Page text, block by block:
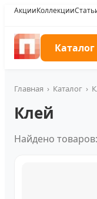
АкцииКоллекции
Каталог
Главная › Каталог ›
Клей
Найдено